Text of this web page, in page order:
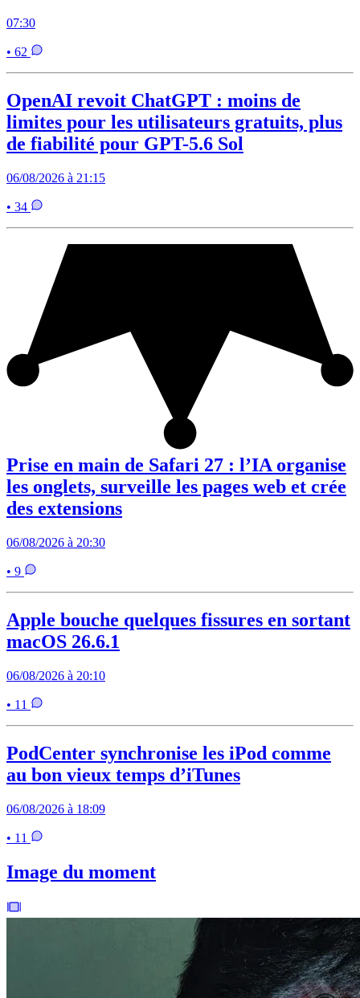
07:30
• 62
OpenAI revoit ChatGPT : moins de
limites pour les utilisateurs gratuits, plus
de fiabilité pour GPT-5.6 Sol
06/08/2026 à 21:15
• 34
Prise en main de Safari 27 : l’IA organise
les onglets, surveille les pages web et crée
des extensions
06/08/2026 à 20:30
• 9
Apple bouche quelques fissures en sortant
macOS 26.6.1
06/08/2026 à 20:10
• 11
PodCenter synchronise les iPod comme
au bon vieux temps d’iTunes
06/08/2026 à 18:09
• 11
Image du moment